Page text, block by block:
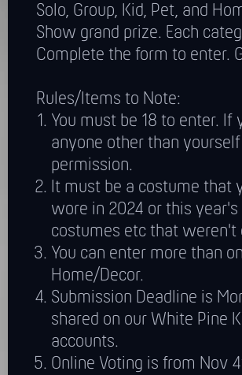
Solo, Group, Kid, Pet, and
Show grand prize. Each
Complete the form to enter.
Rules/Items to Note:
You must be 18 to enter.
anyone other than
permission.
It must be a costume that
wore in 2024 or this
costumes etc that weren't
You can enter more than
Home/Decor.
Submission Deadline is
shared on our White Pine
accounts.
Online Voting is from Nov